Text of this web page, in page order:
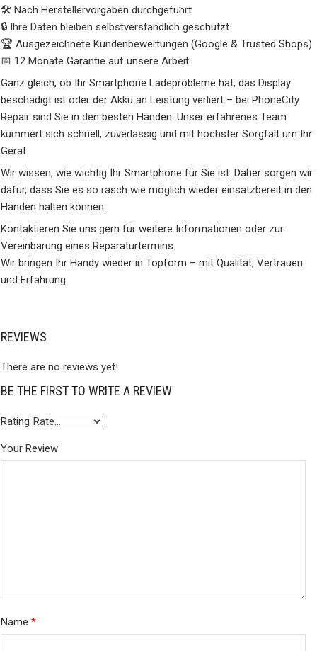
🛠️ Nach Herstellervorgaben durchgeführt
🔒 Ihre Daten bleiben selbstverständlich geschützt
🏆 Ausgezeichnete Kundenbewertungen (Google & Trusted Shops)
📅 12 Monate Garantie auf unsere Arbeit
Ganz gleich, ob Ihr Smartphone Ladeprobleme hat, das Display
beschädigt ist oder der Akku an Leistung verliert – bei PhoneCity
Repair sind Sie in den besten Händen. Unser erfahrenes Team
kümmert sich schnell, zuverlässig und mit höchster Sorgfalt um Ihr
Gerät.
Wir wissen, wie wichtig Ihr Smartphone für Sie ist. Daher sorgen wir
dafür, dass Sie es so rasch wie möglich wieder einsatzbereit in den
Händen halten können.
Kontaktieren Sie uns gern für weitere Informationen oder zur
Vereinbarung eines Reparaturtermins.
Wir bringen Ihr Handy wieder in Topform – mit Qualität, Vertrauen
und Erfahrung.
REVIEWS
There are no reviews yet!
BE THE FIRST TO WRITE A REVIEW
Rating
Your Review
Name *